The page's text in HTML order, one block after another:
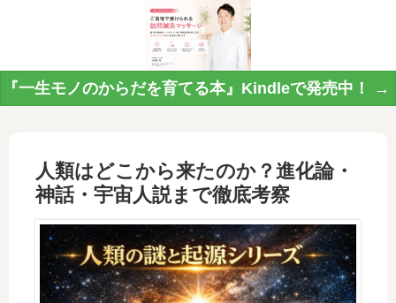
一生モノのからだを育てる本』Kindleで発売中！ →
人類はどこから来たのか？進化論・
神話・宇宙人説まで徹底考察